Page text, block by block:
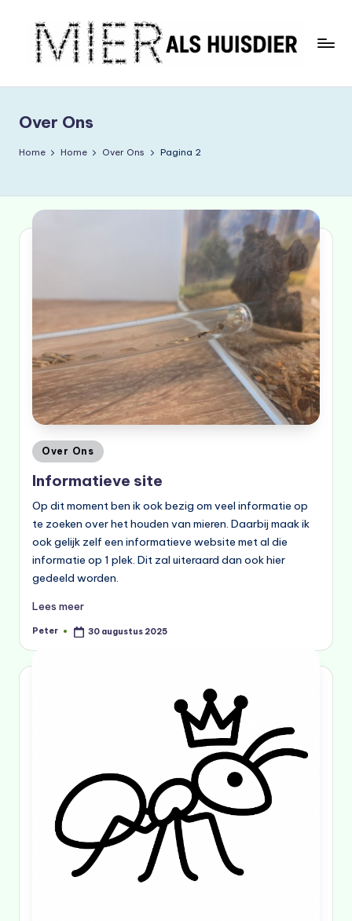
inhoud
r
A
H
ui
r
Over Ons
Home Home Over Ons Pagina 2
Geplaatst
in
Over Ons
Informatieve site
Op dit moment ben ik ook bezig om veel informatie op
te zoeken over het houden van mieren. Daarbij maak ik
ook gelijk zelf een informatieve website met al die
informatie op 1 plek. Dit zal uiteraard dan ook hier
gedeeld worden.
Lees meer
Geplaatst
Peter 30 augustus 2025